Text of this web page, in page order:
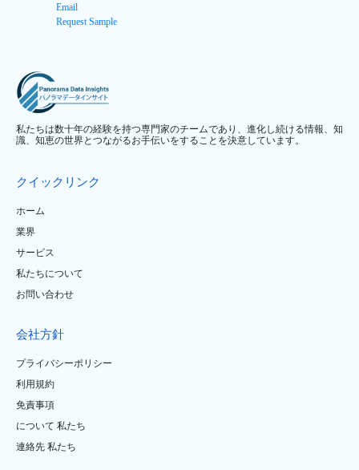
Email
Request Sample
私たちは数十年の経験を持つ専門家のチームであり、進化し続ける情報、知
識、知恵の世界とつながるお手伝いをすることを決意しています。
クイックリンク
ホーム
業界
サービス
私たちについて
お問い合わせ
会社方針
プライバシーポリシー
利用規約
免責事項
について 私たち
連絡先 私たち